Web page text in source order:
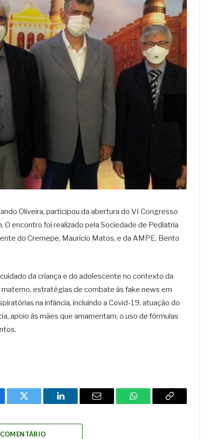
Oliveira, participou da abertura do VI Congresso
encontro foi realizado pela Sociedade de Pediatria
do Cremepe, Maurício Matos, e da AMPE, Bento
da criança e do adolescente no contexto da
estratégias de combate às fake news em
na infância, incluindo a Covid-19, atuação do
apoio às mães que amamentam, o uso de fórmulas
Twitter LinkedIn Email WhatsAppCopy